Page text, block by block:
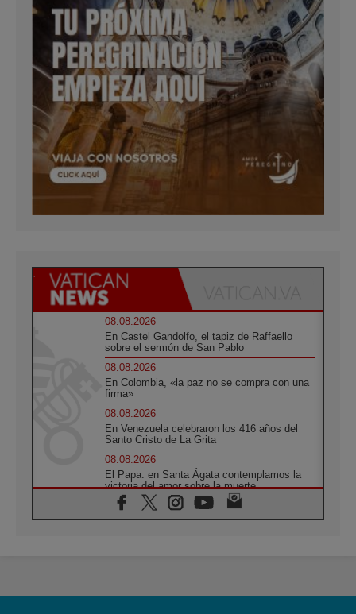
08.08.2026
En Castel Gandolfo, el tapiz de Raffaello
sobre el sermón de San Pablo
08.08.2026
En Colombia, «la paz no se compra con una
firma»
08.08.2026
En Venezuela celebraron los 416 años del
Santo Cristo de La Grita
08.08.2026
El Papa: en Santa Ágata contemplamos la
victoria del amor sobre la muerte
08.08.2026
León XIV visitará el Santuario de la Madre
07.08.2026